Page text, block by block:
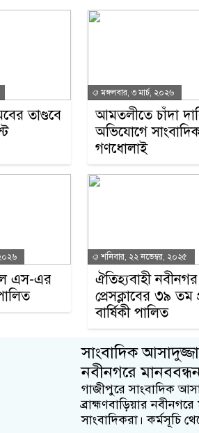
তাণ্ডবে
মঙ্গলবার, ৩ মার্চ, ২০২৬
আমতলীতে চাঁদা
অভিযোগে
গণধোলাই
এস-এর
শনিবার, ২২ নভেম্বর, ২০২৫
ঐতিহ্যবাহী নবীনগর
প্রেসক্লাবের ৩৯ তম
বার্ষিকী পালিত
সাংবাদিক
নবীনগরে
গাজীপুরে সাংবাদিক
ব্রাহ্মণবাড়িয়ার
সাংবাদিকরা। কর্মসূচি